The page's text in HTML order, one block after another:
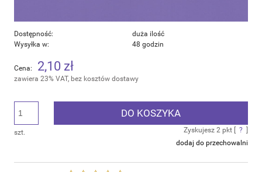
Dostępność:
duża ilość
Wysyłka w:
48 godzin
Cena: 2,10 zł
zawiera 23% VAT, bez kosztów dostawy
szt.
DO KOSZYKA
Zyskujesz 2 pkt [ ?
dodaj do przechowalni